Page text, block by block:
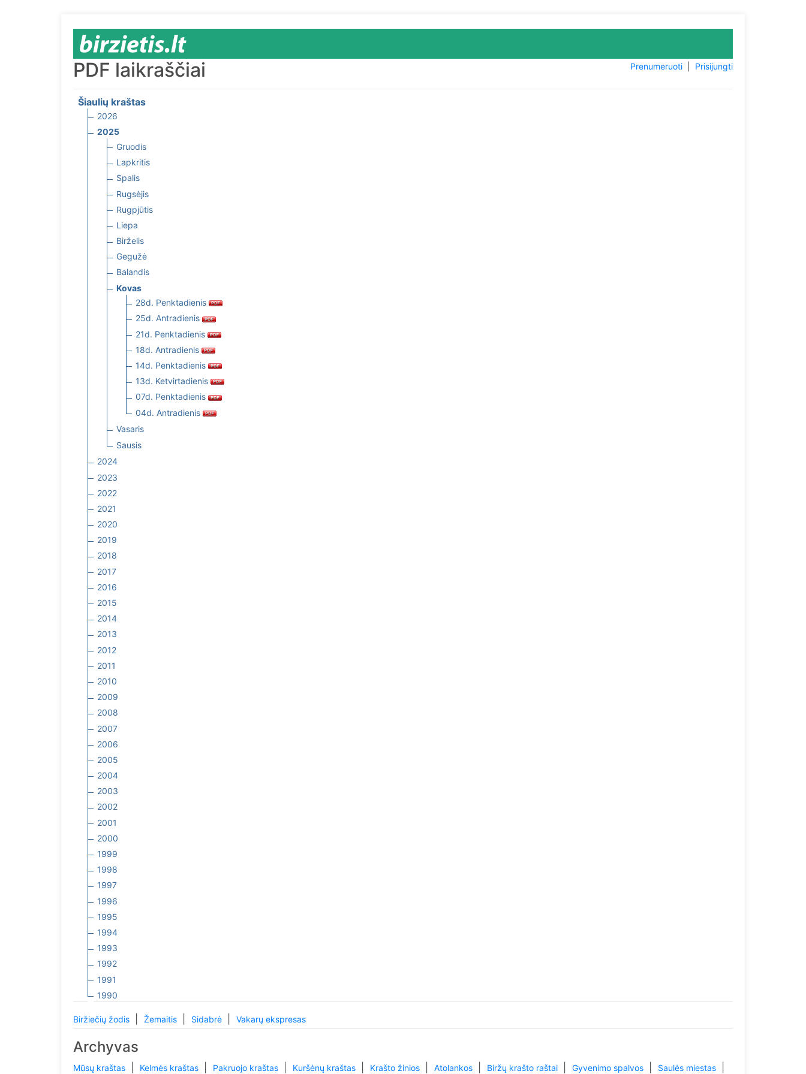
PDF laikraščiai Prenumeruoti| Prisijungti
Šiaulių kraštas
2026
2025
Gruodis
Lapkritis
Spalis
Rugsėjis
Rugpjūtis
Liepa
Birželis
Gegužė
Balandis
Kovas
28d. Penktadienis
25d. Antradienis
21d. Penktadienis
18d. Antradienis
14d. Penktadienis
13d. Ketvirtadienis
07d. Penktadienis
04d. Antradienis
Vasaris
Sausis
2024
2023
2022
2021
2020
2019
2018
2017
2016
2015
2014
2013
2012
2011
2010
2009
2008
2007
2006
2005
2004
2003
2002
2001
2000
1999
1998
1997
1996
1995
1994
1993
1992
1991
1990
Biržiečių žodis Žemaitis Sidabrė Vakarų ekspresas
Archyvas
Mūsų kraštas Kelmės kraštas Pakruojo kraštas Kuršėnų kraštas Krašto žinios Atolankos Biržų krašto raštai Gyvenimo spalvos Saulės miestas